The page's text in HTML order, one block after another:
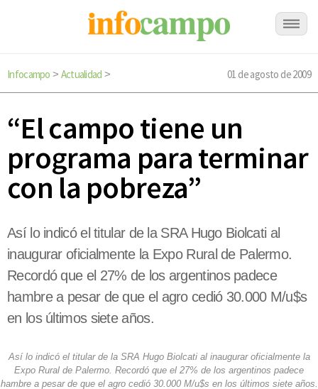
Infocampo > Actualidad > 01 de agosto de 2009
“El campo tiene un
programa para terminar
con la pobreza”
Así lo indicó el titular de la SRA Hugo Biolcati al
inaugurar oficialmente la Expo Rural de Palermo.
Recordó que el 27% de los argentinos padece
hambre a pesar de que el agro cedió 30.000 M/u$s
en los últimos siete años.
Así lo indicó el titular de la SRA Hugo Biolcati al inaugurar oficialmente la
Expo Rural de Palermo. Recordó que el 27% de los argentinos padece
hambre a pesar de que el agro cedió 30.000 M/u$s en los últimos siete años.